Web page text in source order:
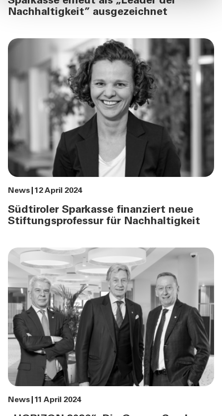
Nachhaltigkeit” ausgezeichnet
News 12 April 2024
Südtiroler Sparkasse finanziert neue
Stiftungsprofessur für Nachhaltigkeit
News 11 April 2024